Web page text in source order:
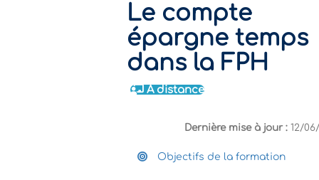
Le compte
épargne temps
dans la FPH
À distance
Dernière mise à jour : 12/
Objectifs de la formation